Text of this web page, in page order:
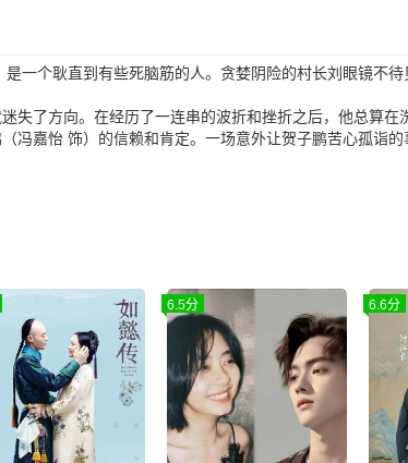
一个耿直到有些死脑筋的人。贪婪阴险的村长刘眼镜不
失了方向。在经历了一连串的波折和挫折之后，他总算
冯嘉怡 饰）的信赖和肯定。一场意外让贺子鹏苦心孤诣
6.5分 6.6分